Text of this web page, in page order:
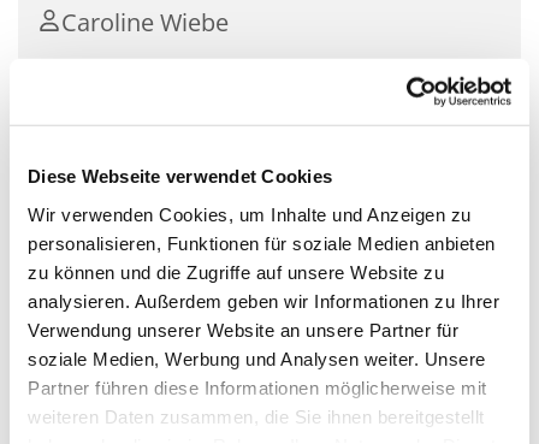
Diese Webseite verwendet Cookies
Wir verwenden Cookies, um Inhalte und Anzeigen zu
personalisieren, Funktionen für soziale Medien anbieten
zu können und die Zugriffe auf unsere Website zu
analysieren. Außerdem geben wir Informationen zu Ihrer
Verwendung unserer Website an unsere Partner für
soziale Medien, Werbung und Analysen weiter. Unsere
Partner führen diese Informationen möglicherweise mit
weiteren Daten zusammen, die Sie ihnen bereitgestellt
Caroline Wiebe
gemeinsamen Spielen, Singen, Basteln und
Austauschen von Erfahrungen. Für Kinder ab der
Geburt bis zum Grundschulalter.
- kostenlos
- mit Anmeldung
Seite der Krabbelgruppen